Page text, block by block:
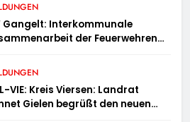
Gangelt: Interkommunale
der Feuerwehren
VIE: Kreis Viersen: Landrat
Gielen begrüßt den neuen